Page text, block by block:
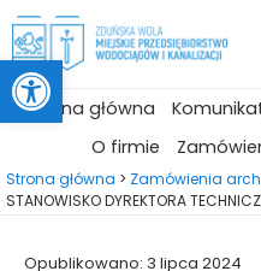
Otwórz pasek narzędzi
Strona główna
O firmie
Strona główna > Zamówienia
STANOWISKO DYREKTORA
Opublikowano: 3 lipca 2024